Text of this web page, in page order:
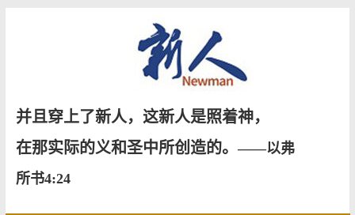
新
人
并且穿上了新人，这新人是照着神，
在那实际的义和圣中所创造的。——以弗
所书4:24